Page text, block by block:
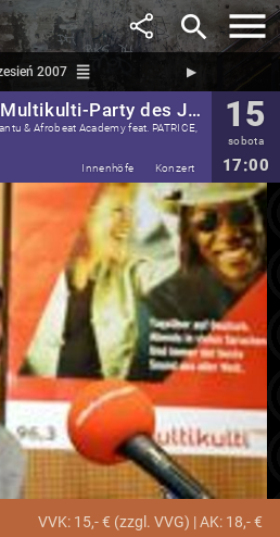
search
2007 reorder ▶︎
Völkerball 2007 - die Multikulti-Party des Jahres!
& Afrobeat Academy feat. PATRICE,
15
sobota
17:00
Innenhöfe Konzert
VVK: 15,- € (zzgl. VVG) | AK: 18,- €